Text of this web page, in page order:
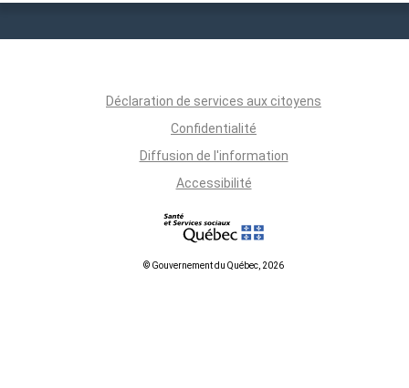
Déclaration de services aux citoyens
Confidentialité
Diffusion de l'information
Accessibilité
© Gouvernement du Québec, 2026